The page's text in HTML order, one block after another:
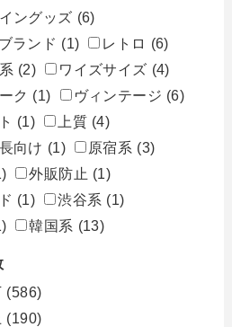
ングッズ (6)
ランド (1) レトロ (6)
(2) ワイズサイズ (4)
ク (1) ヴィンテージ (6)
(1) 上質 (4)
向け (1) 原宿系 (3)
外販防止 (1)
(1) 渋谷系 (1)
韓国系 (13)
(586)
(190)